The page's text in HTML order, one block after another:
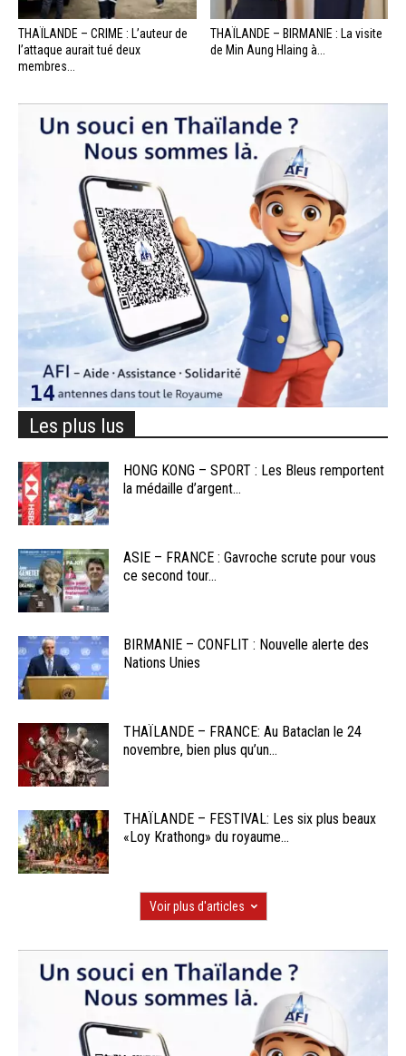
THAÏLANDE – CRIME : L’auteur de
l’attaque aurait tué deux
membres...
THAÏLANDE – BIRMANIE : La visite
de Min Aung Hlaing à...
Les plus lus
HONG KONG – SPORT : Les Bleus remportent
la médaille d’argent...
ASIE – FRANCE : Gavroche scrute pour vous
ce second tour...
BIRMANIE – CONFLIT : Nouvelle alerte des
Nations Unies
THAÏLANDE – FRANCE: Au Bataclan le 24
novembre, bien plus qu’un...
THAÏLANDE – FESTIVAL: Les six plus beaux
«Loy Krathong» du royaume...
Voir plus d'articles